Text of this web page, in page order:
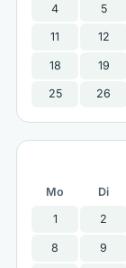
4 5
11 12
18 19
25 26
Mo Di
1
2
8 9